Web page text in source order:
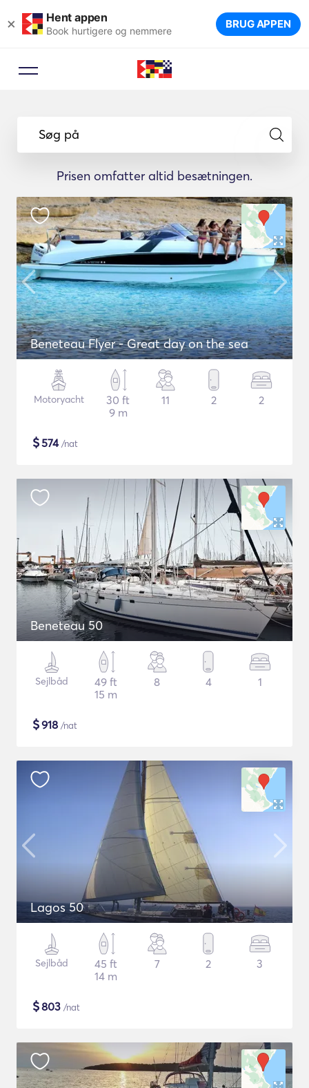
× Hent appen
Book hurtigere og nemmere BRUG APPEN
Søg på
Prisen omfatter altid besætningen.
Beneteau Flyer - Great day on the sea
Motoryacht
30 ft
9 m
11 2 2
$574/nat
Beneteau 50
Sejlbåd
49 ft
15 m
8 4 1
$918 /nat
Lagos 50
Sejlbåd
45 ft
14 m
7 2 3
$803 /nat